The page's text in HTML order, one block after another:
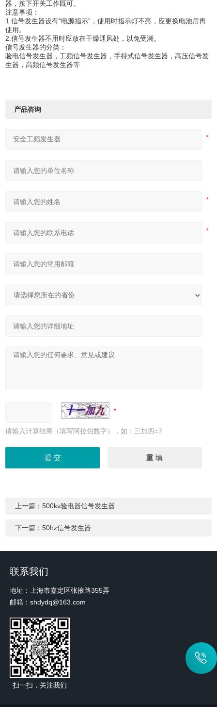
器，按下开关工作既可。
注意事项：
1.信号发生器设有“电源指示”，使用时指示灯不亮，应更换电池后再
使用。
2.信号发生器不用时应放在干燥通风处，以免受潮。
信号发生器的分类：
验电信号发生器，工频信号发生器，手持式信号发生器，高压信号发
生器，高频信号发生器等
产品咨询
请输入计算结果（填写阿拉伯数字），如：三加四=7
上一篇：500kv验电器信号发生器
下一篇：50hz信号发生器
联系我们
地址：上海市嘉定区张掖路355弄
邮箱：shdydq@163.com
扫一扫，关注我们